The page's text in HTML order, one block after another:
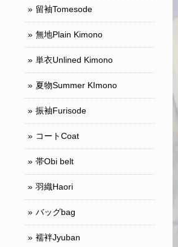
留袖Tomesode
無地Plain Kimono
単衣Unlined Kimono
夏物Summer KImono
振袖Furisode
コートCoat
帯Obi belt
羽織Haori
バッグbag
襦袢Jyuban